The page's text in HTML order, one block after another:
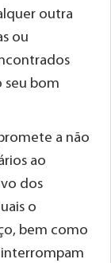
outra
ou
seu bom
a não
ao
dos
o
bem como
interrompam